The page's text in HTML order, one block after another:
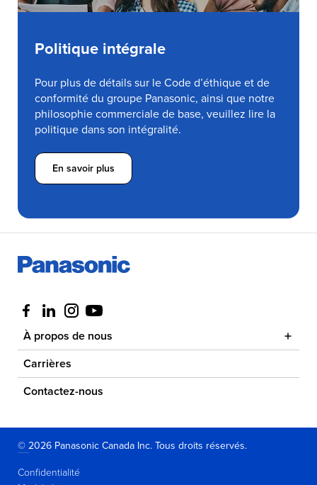
Politique intégrale
Pour plus de détails sur le Code d’éthique et de
conformité du groupe Panasonic, ainsi que notre
philosophie commerciale de base, veuillez lire la
politique dans son intégralité.
En savoir plus
Visit us at facebook
Visit us at linkedin
Visit us at instagram
Visit us at youtube
À propos de nous
Carrières
Contactez-nous
© 2026 Panasonic Canada Inc. Tous droits réservés.
Confidentialité